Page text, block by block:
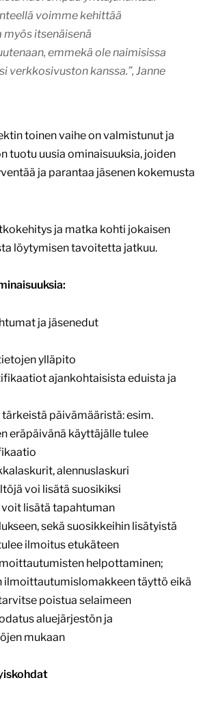
voimme kehittää
myös itsenäisenä
emmekä ole naimisissa
verkkosivuston kanssa.”, Janne
toinen vaihe on valmistunut ja
tuotu uusia ominaisuuksia, joiden
ja parantaa jäsenen kokemusta
ja matka kohti jokaisen
löytymisen tavoitetta jatkuu.
ja jäsenedut
ylläpito
ajankohtaisista eduista ja
päivämääristä: esim.
eräpäivänä käyttäjälle tulee
alennuslaskuri
voi lisätä suosikiksi
voit lisätä tapahtuman
sekä suosikkeihin lisätyistä
ilmoitus etukäteen
helpottaminen;
ilmoittautumislomakkeen täyttö eikä
poistua selaimeen
aluejärjestön ja
mukaan